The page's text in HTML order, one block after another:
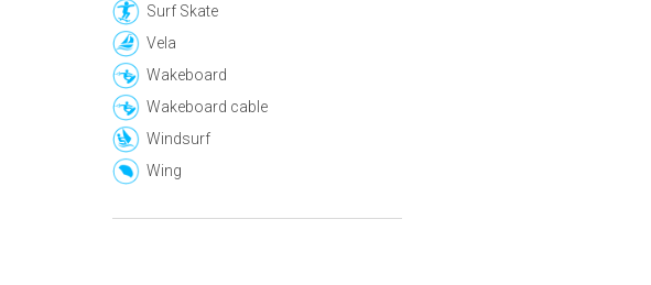
Surf Skate
Vela
Wakeboard
Wakeboard cable
Windsurf
Wing